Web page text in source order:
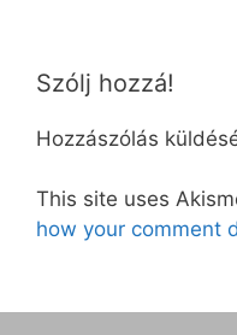
Szólj hozzá!
Hozzászólás
This site uses
how your comment